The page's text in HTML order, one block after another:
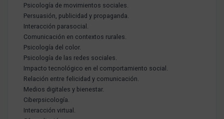
Psicología de movimientos sociales.
Persuasión, publicidad y propaganda.
Interacción parasocial.
Comunicación en contextos rurales.
Psicología del color.
Psicología de las redes sociales.
Impacto tecnológico en el comportamiento social.
Relación entre felicidad y comunicación.
Medios digitales y bienestar.
Ciberpsicología.
Interacción virtual.